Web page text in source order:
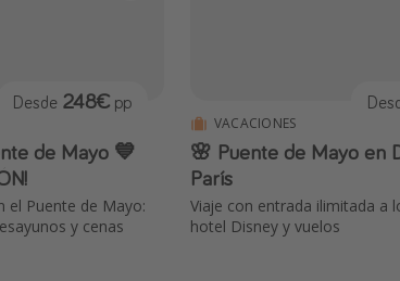
de Mayo 💙
el Puente de Mayo:
y cenas
Desde 248€ pp
VACACIONES
🌸 Puente de Mayo en Disneyland
París
Viaje con entrada ilimitada a
hotel Disney y vuelos